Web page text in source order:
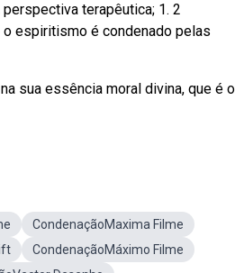
terapêutica; 1. 2
espiritismo é condenado pelas
sua essência moral divina, que é o
CondenaçãoMaxima Filme
CondenaçãoMáximo Filme